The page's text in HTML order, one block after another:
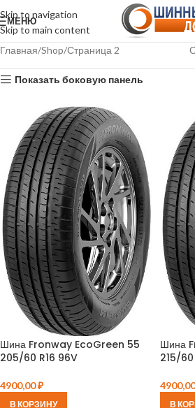
Skip to navigation
Skip to main content
МЕНЮ
Главная Shop Страница 2
Показать боковую панель
Шина Fronway EcoGreen 55
205/60 R16 96V
4900,00₽
В КОРЗИНУ
Шина
215/60
В